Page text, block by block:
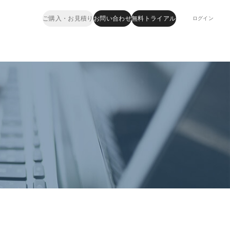
ご購入・お見積り お問い合わせ無料トライアル ログイン